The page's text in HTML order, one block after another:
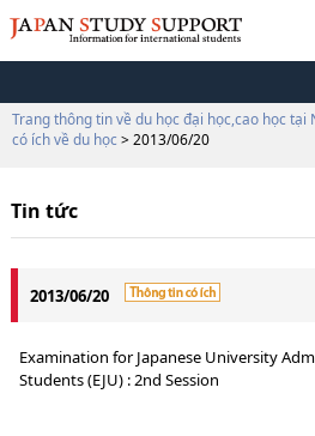
Trang thông tin về du học đại học,cao học tại
có ích về du học > 2013/06/20
Tin tức
2013/06/20
Examination for Japanese University
Students (EJU) : 2nd Session